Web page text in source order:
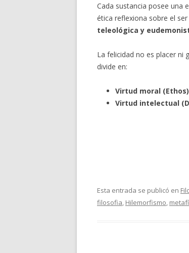
Cada sustancia posee una
ética reflexiona sobre el
teleológica y
La felicidad no es placer ni
divide en:
Virtud moral
Virtud intelectual
Esta entrada se publicó en
filosofia, Hilemorfismo,